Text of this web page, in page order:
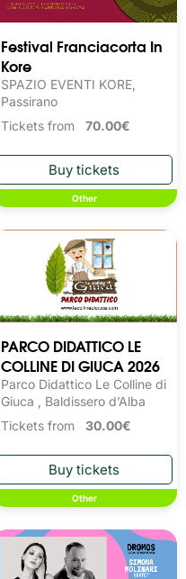
Festival Franciacorta In
Kore
SPAZIO EVENTI KORE,
Passirano
Tickets from 70.00€
Other
PARCO DIDATTICO LE
COLLINE DI GIUCA 2026
Parco Didattico Le Colline di
Giuca , Baldissero d’Alba
Tickets from 30.00€
Other